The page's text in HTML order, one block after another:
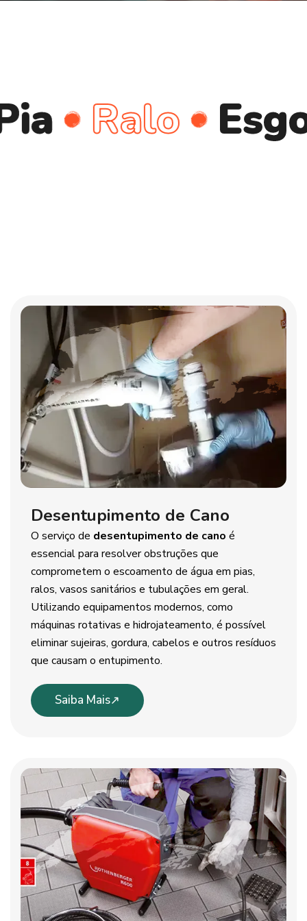
Esgoto
Desentupimento de Cano
O serviço de desentupimento de cano é
essencial para resolver obstruções que
comprometem o escoamento de água em pias,
ralos, vasos sanitários e tubulações em geral.
Utilizando equipamentos modernos, como
máquinas rotativas e hidrojateamento, é possível
eliminar sujeiras, gordura, cabelos e outros resíduos
que causam o entupimento.
Saiba Mais